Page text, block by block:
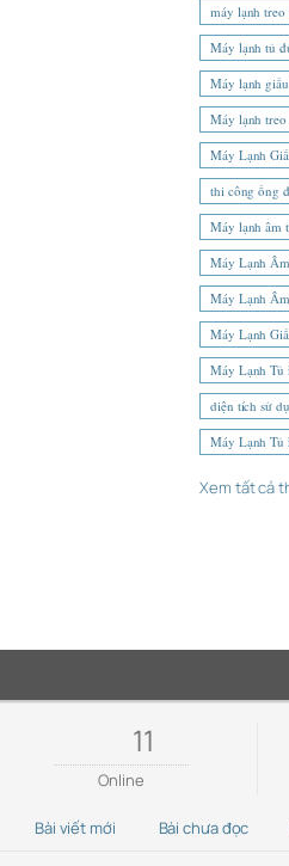
máy lạnh
Máy lạnh tủ
Máy lạnh
Máy lạnh
Máy Lạnh
thi công ống
Máy lạnh âm
Máy Lạnh
Máy Lạnh
Máy Lạnh
Máy Lạnh
diện tích sử
Máy Lạnh Tủ
Xem tất cả
11
Online
Bài viết mới Bài chưa đọc